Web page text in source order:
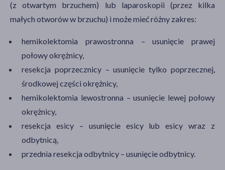
(z otwartym brzuchem) lub laparoskopii (przez kilka
małych otworów w brzuchu) i może mieć różny zakres:
hemikolektomia prawostronna – usunięcie prawej
połowy okrężnicy,
resekcja poprzecznicy – usunięcie tylko poprzecznej,
środkowej części okrężnicy,
hemikolektomia lewostronna – usunięcie lewej połowy
okrężnicy,
resekcja esicy – usunięcie esicy lub esicy wraz z
odbytnicą,
przednia resekcja odbytnicy – usunięcie odbytnicy.